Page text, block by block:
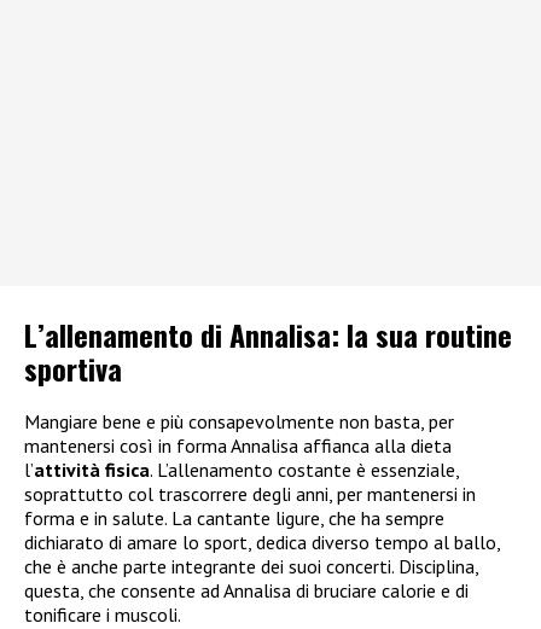
L’allenamento di Annalisa: la sua routine
sportiva
Mangiare bene e più consapevolmente non basta, per
mantenersi così in forma Annalisa affianca alla dieta
l’attività fisica. L’allenamento costante è essenziale,
soprattutto col trascorrere degli anni, per mantenersi in
forma e in salute. La cantante ligure, che ha sempre
dichiarato di amare lo sport, dedica diverso tempo al ballo,
che è anche parte integrante dei suoi concerti. Disciplina,
questa, che consente ad Annalisa di bruciare calorie e di
tonificare i muscoli.